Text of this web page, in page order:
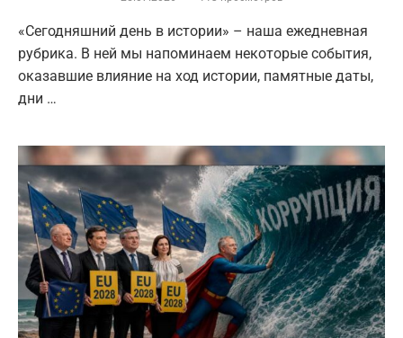
«Сегодняшний день в истории» – наша ежедневная
рубрика. В ней мы напоминаем некоторые события,
оказавшие влияние на ход истории, памятные даты,
дни …